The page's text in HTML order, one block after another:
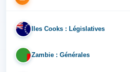
IL Iles Cooks : Législatives
ZA Zambie : Générales